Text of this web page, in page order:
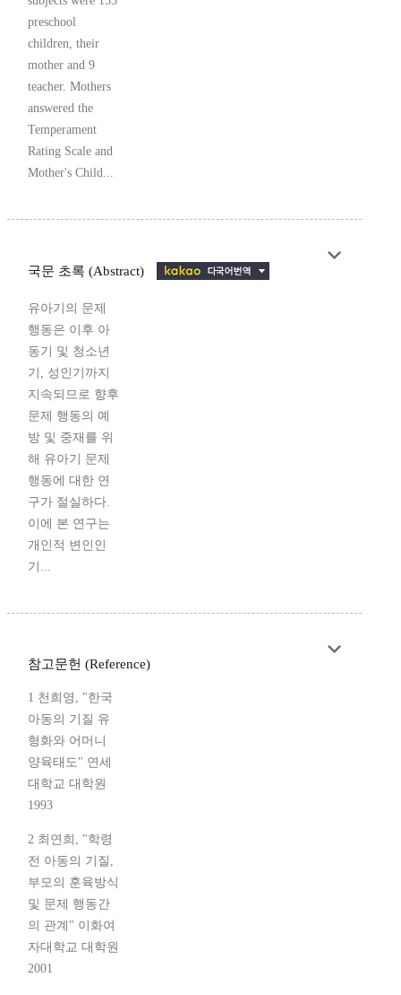
preschool
children, their
mother and 9
teacher. Mothers
answered the
Temperament
Rating Scale and
Mother's Child...
국문 초록 (Abstract)
유아기의 문제
행동은 이후 아
동기 및 청소년
기, 성인기까지
지속되므로 향후
문제 행동의 예
방 및 중재를 위
해 유아기 문제
행동에 대한 연
구가 절실하다.
이에 본 연구는
개인적 변인인
기...
참고문헌 (Reference)
1 천희영, "한국
아동의 기질 유
형화와 어머니
양육태도" 연세
대학교 대학원
1993
2 최연희, "학령
전 아동의 기질,
부모의 훈육방식
및 문제 행동간
의 관계" 이화여
자대학교 대학원
2001